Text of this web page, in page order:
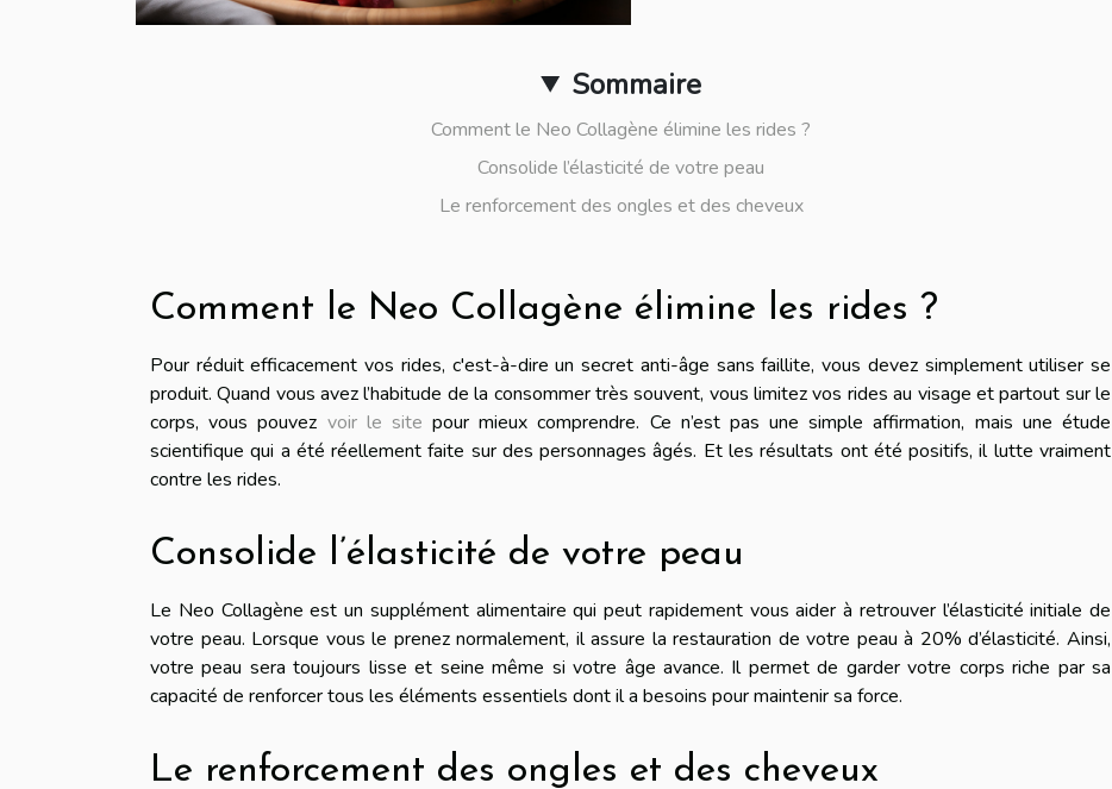
Sommaire
Comment le Neo Collagène élimine les rides ?
Consolide l’élasticité de votre peau
Le renforcement des ongles et des cheveux
Comment le Neo Collagène élimine les rides ?
Pour réduit efficacement vos rides, c'est-à-dire un secret anti-âge sans faillite, vous devez simplement utiliser se
produit. Quand vous avez l’habitude de la consommer très souvent, vous limitez vos rides au visage et partout sur le
corps, vous pouvez voir le site pour mieux comprendre. Ce n’est pas une simple affirmation, mais une étude
scientifique qui a été réellement faite sur des personnages âgés. Et les résultats ont été positifs, il lutte vraiment
contre les rides.
Consolide l’élasticité de votre peau
Le Neo Collagène est un supplément alimentaire qui peut rapidement vous aider à retrouver l’élasticité initiale de
votre peau. Lorsque vous le prenez normalement, il assure la restauration de votre peau à 20% d’élasticité. Ainsi,
votre peau sera toujours lisse et seine même si votre âge avance. Il permet de garder votre corps riche par sa
capacité de renforcer tous les éléments essentiels dont il a besoins pour maintenir sa force.
Le renforcement des ongles et des cheveux